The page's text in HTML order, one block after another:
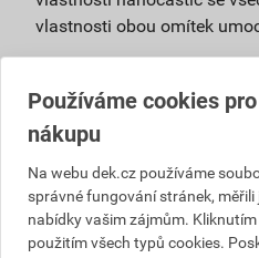
vlastnosti obou omítek
povrchové úpravy
Použitím samočisticí
extraClean se
fasády a podstatně
údržbu.
Používáme cookies
nákupu
Na webu dek.cz používáme
správné fungování stránek,
nabídky vašim zájmům. Kliknutím
použitím všech typů cookies.